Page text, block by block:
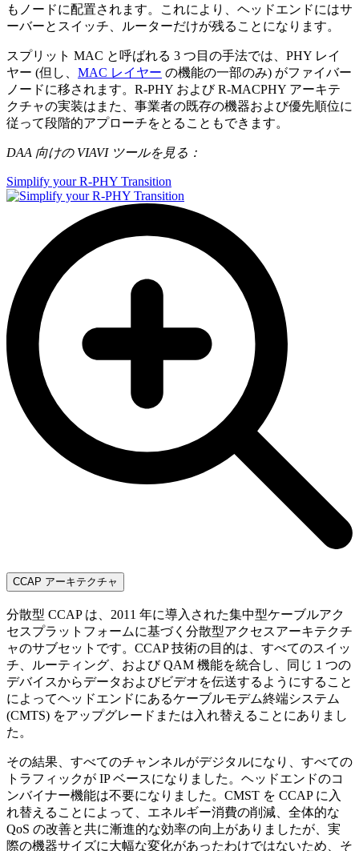
もノードに配置されます。これにより、ヘッドエンドにはサ
ーバーとスイッチ、ルーターだけが残ることになります。
スプリット MAC と呼ばれる 3 つ目の手法では、PHY レイ
ヤー (但し、 MAC レイヤー の機能の一部のみ) がファイバー
ノードに移されます。R-PHY および R-MACPHY アーキテ
クチャの実装はまた、事業者の既存の機器および優先順位に
従って段階的アプローチをとることもできます。
DAA 向けの VIAVI ツールを見る：
Simplify your R-PHY Transition
CCAP アーキテクチャ
分散型 CCAP は、2011 年に導入された集中型ケーブルアク
セスプラットフォームに基づく分散型アクセスアーキテクチ
ャのサブセットです。CCAP 技術の目的は、すべてのスイッ
チ、ルーティング、および QAM 機能を統合し、同じ 1 つの
デバイスからデータおよびビデオを伝送するようにすること
によってヘッドエンドにあるケーブルモデム終端システム
(CMTS) をアップグレードまたは入れ替えることにありまし
た。
その結果、すべてのチャンネルがデジタルになり、すべての
トラフィックが IP ベースになりました。ヘッドエンドのコ
ンバイナー機能は不要になりました。CMST を CCAP に入
れ替えることによって、エネルギー消費の削減、全体的な
QoS の改善と共に漸進的な効率の向上がありましたが、実
際の機器サイズに大幅な変化があったわけではないため、そ